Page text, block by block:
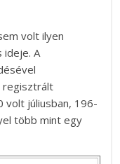
volt ilyen
ideje. A
regisztrált
volt júliusban, 196-
több mint egy